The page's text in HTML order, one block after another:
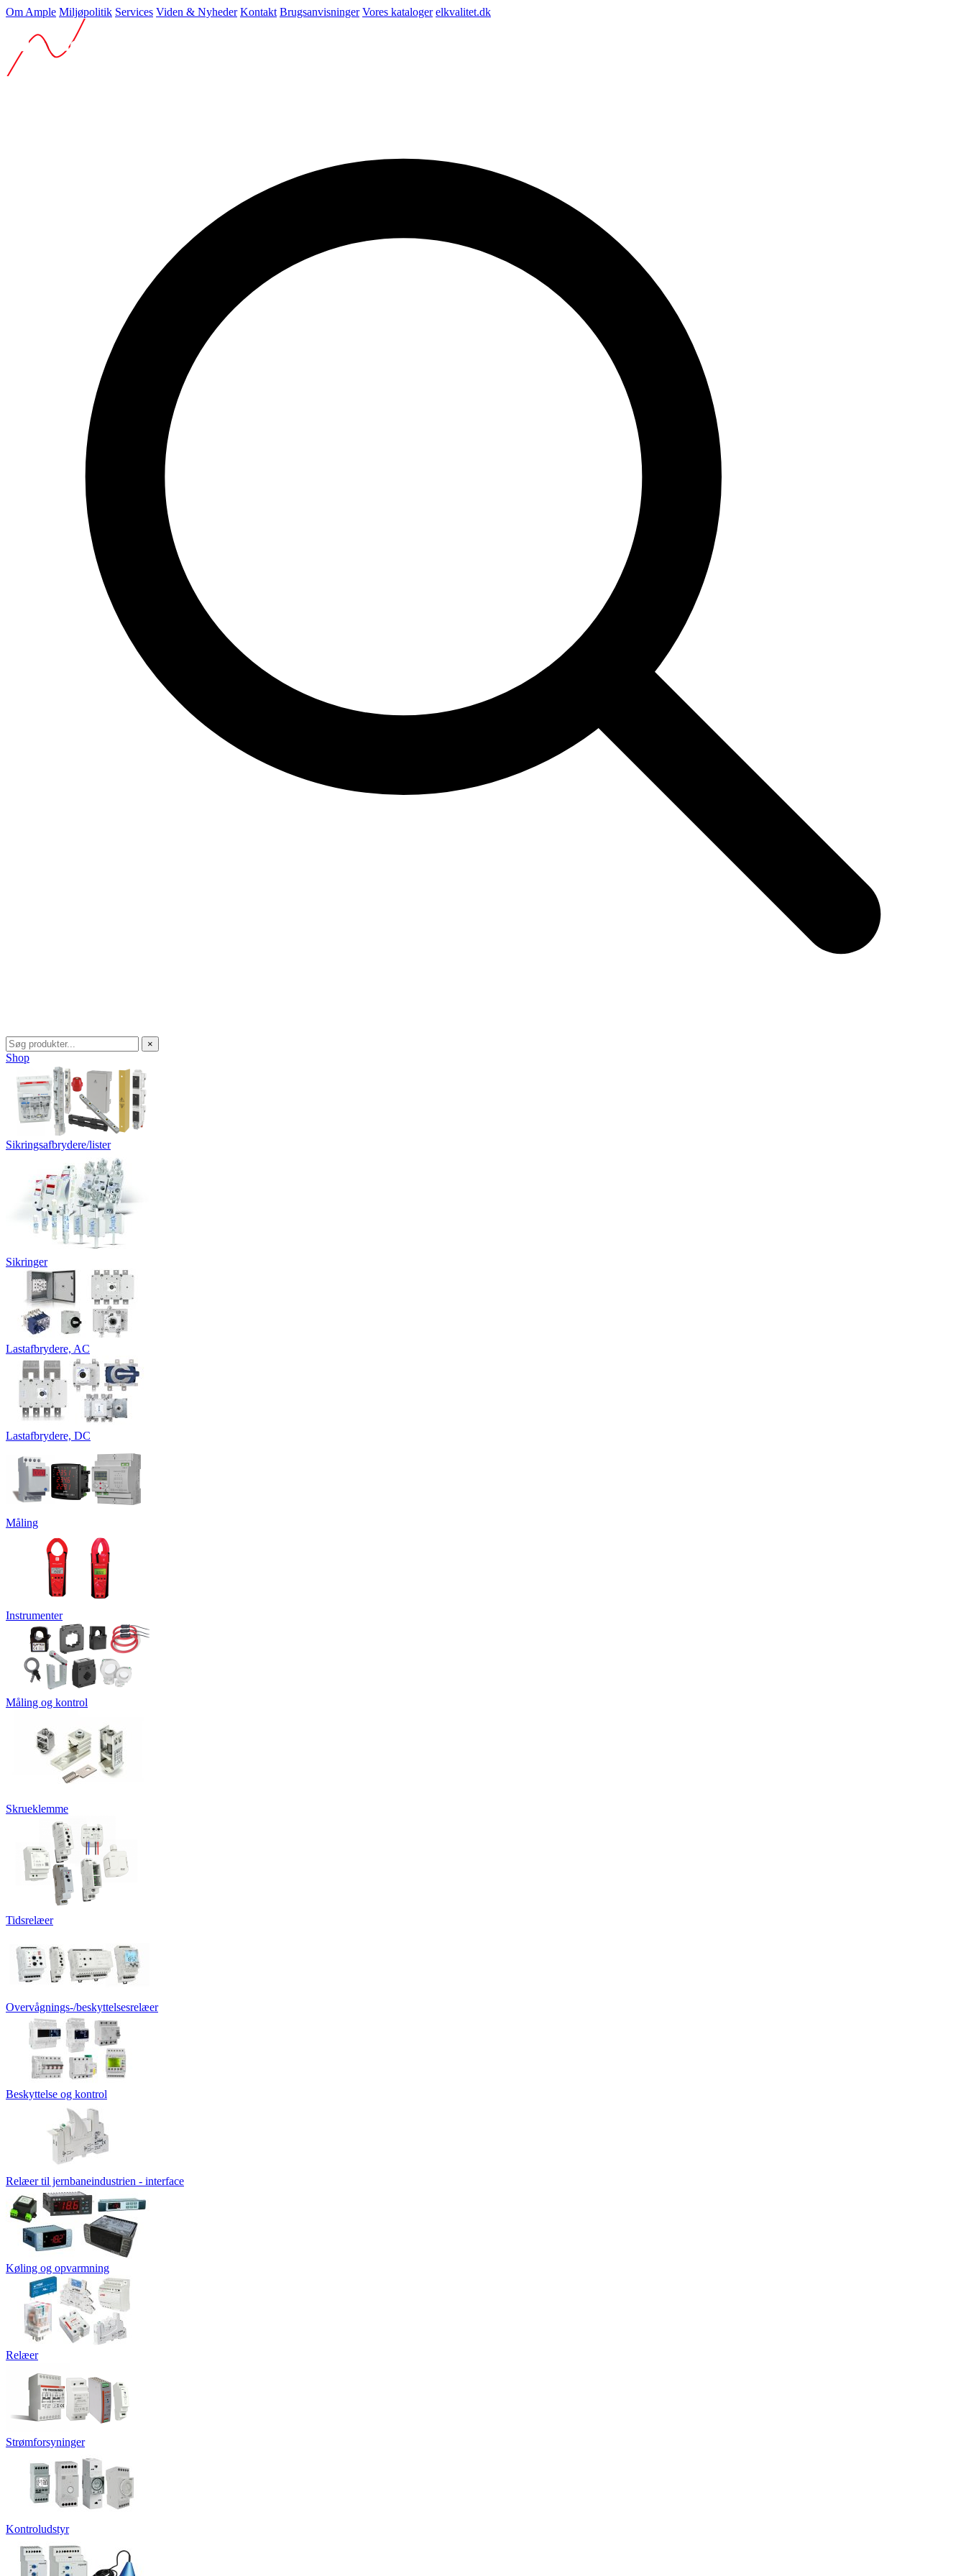
Om Ample Miljøpolitik Services Viden & Nyheder Kontakt Brugsanvisninger Vores kataloger elkvalitet.dk
×
Shop
Sikringsafbrydere/lister
Sikringer
Lastafbrydere, AC
Lastafbrydere, DC
Måling
Instrumenter
Måling og kontrol
Skrueklemme
Tidsrelæer
Overvågnings-/beskyttelsesrelæer
Beskyttelse og kontrol
Relæer til jernbaneindustrien - interface
Køling og opvarmning
Relæer
Strømforsyninger
Kontroludstyr